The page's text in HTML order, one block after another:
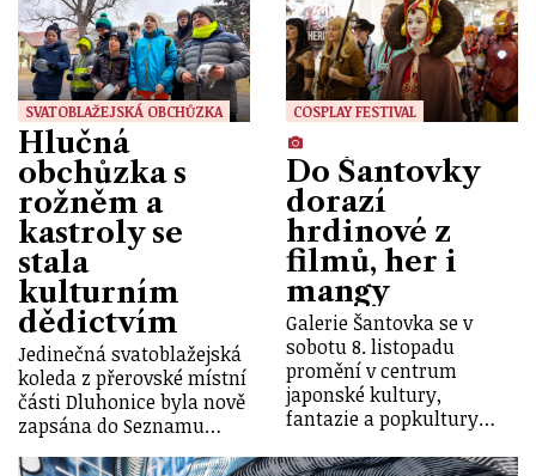
SVATOBLAŽEJSKÁ OBCHŮZKA
Hlučná
obchůzka s
rožněm a
kastroly se
stala
kulturním
dědictvím
Jedinečná svatoblažejská
koleda z přerovské místní
části Dluhonice byla nově
zapsána do Seznamu…
COSPLAY FESTIVAL
Do Šantovky
dorazí
hrdinové z
filmů, her i
mangy
Galerie Šantovka se v
sobotu 8. listopadu
promění v centrum
japonské kultury,
fantazie a popkultury…